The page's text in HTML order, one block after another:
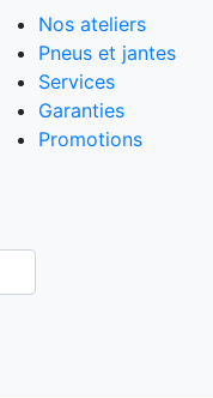
Nos ateliers
Pneus et jantes
Services
Garanties
Promotions